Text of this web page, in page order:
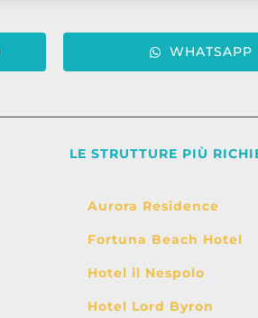
WHATSAPP
LE STRUTTURE PIÙ
Aurora Residence
Fortuna Beach Hotel
Hotel il Nespolo
Hotel Lord Byron